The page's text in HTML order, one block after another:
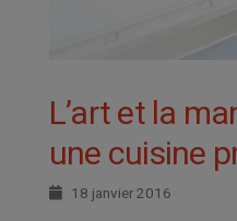
L’art et la
une cuisine
18 janvier 2016